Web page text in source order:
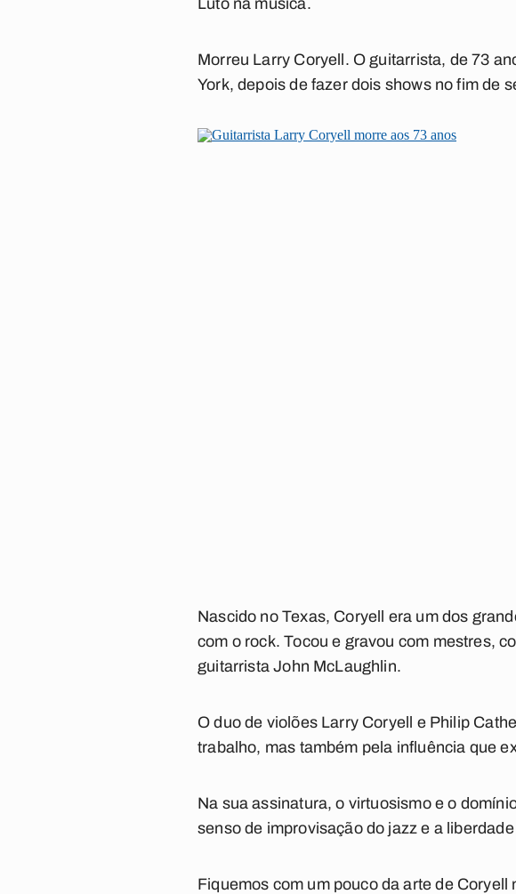
Luto na música.
Morreu Larry Coryell. O guitarrista, de 73
York, depois de fazer dois shows no fim de
Nascido no Texas, Coryell era um dos
com o rock. Tocou e gravou com mestres,
guitarrista John McLaughlin.
O duo de violões Larry Coryell e Philip
trabalho, mas também pela influência que
Na sua assinatura, o virtuosismo e o
senso de improvisação do jazz e a
Fiquemos com um pouco da arte de